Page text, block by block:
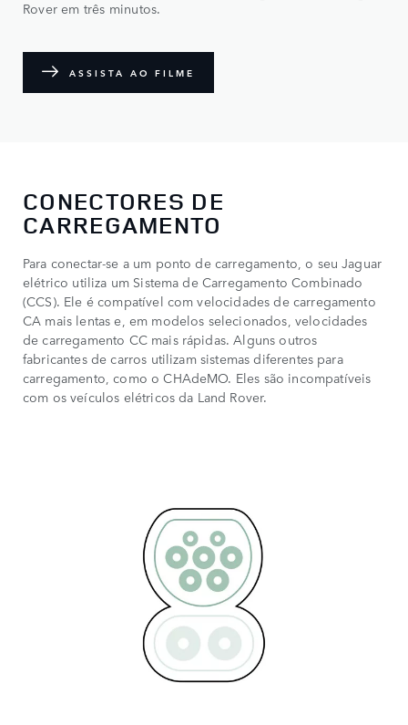
Rover em três minutos.
ASSISTA AO FILME
CONECTORES DE
CARREGAMENTO
Para conectar-se a um ponto de carregamento, o seu Jaguar
elétrico utiliza um Sistema de Carregamento Combinado
(CCS). Ele é compatível com velocidades de carregamento
CA mais lentas e, em modelos selecionados, velocidades
de carregamento CC mais rápidas. Alguns outros
fabricantes de carros utilizam sistemas diferentes para
carregamento, como o CHAdeMO. Eles são incompatíveis
com os veículos elétricos da Land Rover.